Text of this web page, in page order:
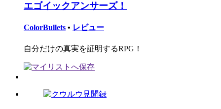
エゴイックアンサーズ！
ColorBullets • レビュー
自分だけの真実を証明するRPG！